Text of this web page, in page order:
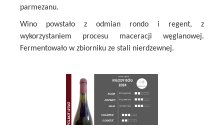
parmezanu.
Wino powstało z odmian rondo i regent, z
wykorzystaniem procesu maceracji węglanowej.
Fermentowało w zbiorniku ze stali nierdzewnej.